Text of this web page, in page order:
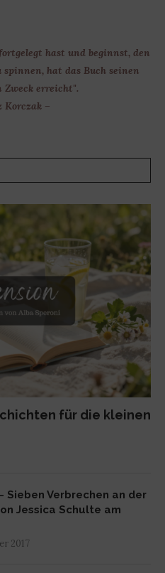
hast und beginnst, den
spinnen, hat das Buch seinen
Zweck erreicht".
Korczak –
für die kleinen
Sieben Verbrechen an der
Jessica Schulte am
2017